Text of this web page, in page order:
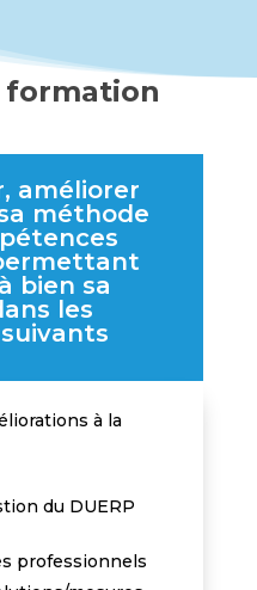
formation
améliorer
méthode
bien sa
les
à la
du DUERP
professionnels